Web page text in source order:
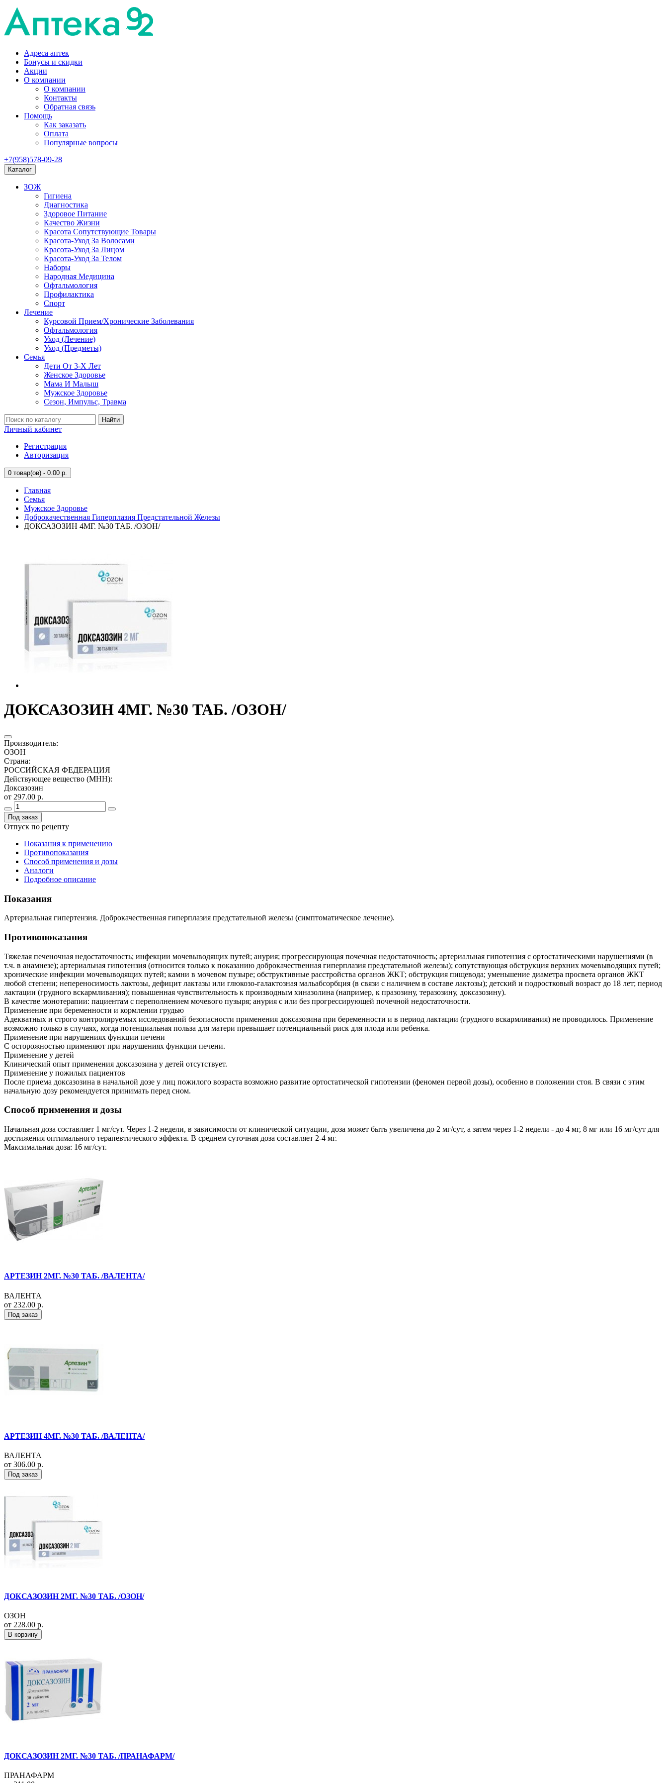
Адреса аптек
Бонусы и скидки
Акции
О компании
О компании
Контакты
Обратная связь
Помощь
Как заказать
Оплата
Популярные вопросы
+7(958)578-09-28
Каталог
ЗОЖ
Гигиена
Диагностика
Здоровое Питание
Качество Жизни
Красота Сопутствующие Товары
Красота-Уход За Волосами
Красота-Уход За Лицом
Красота-Уход За Телом
Наборы
Народная Медицина
Офтальмология
Профилактика
Спорт
Лечение
Курсовой Прием/Хронические Заболевания
Офтальмология
Уход (Лечение)
Уход (Предметы)
Семья
Дети От 3-Х Лет
Женское Здоровье
Мама И Малыш
Мужское Здоровье
Сезон, Импульс, Травма
Найти
Личный кабинет
Регистрация
Авторизация
0 товар(ов) - 0.00 р.
Главная
Семья
Мужское Здоровье
Доброкачественная Гиперплазия Предстательной Железы
ДОКСАЗОЗИН 4МГ. №30 ТАБ. /ОЗОН/
ДОКСАЗОЗИН 4МГ. №30 ТАБ. /ОЗОН/
Производитель:
ОЗОН
Страна:
РОССИЙСКАЯ ФЕДЕРАЦИЯ
Действующее вещество (МНН):
Доксазозин
от 297.00 р.
Под заказ
Отпуск по рецепту
Показания к применению
Противопоказания
Способ применения и дозы
Аналоги
Подробное описание
Показания
Артериальная гипертензия. Доброкачественная гиперплазия предстательной железы (симптоматическое лечение).
Противопоказания
Тяжелая печеночная недостаточность; инфекции мочевыводящих путей; анурия; прогрессирующая почечная недостаточность; артериальная гипотензия с ортостатическими нарушениями (в
т.ч. в анамнезе); артериальная гипотензия (относится только к показанию доброкачественная гиперплазия предстательной железы); сопутствующая обструкция верхних мочевыводящих путей;
хронические инфекции мочевыводящих путей; камни в мочевом пузыре; обструктивные расстройства органов ЖКТ; обструкция пищевода; уменьшение диаметра просвета органов ЖКТ
любой степени; непереносимость лактозы, дефицит лактазы или глюкозо-галактозная мальабсорбция (в связи с наличием в составе лактозы); детский и подростковый возраст до 18 лет; период
лактации (грудного вскармливания); повышенная чувствительность к производным хиназолина (например, к празозину, теразозину, доксазозину).
В качестве монотерапии: пациентам с переполнением мочевого пузыря; анурия с или без прогрессирующей почечной недостаточности.
Применение при беременности и кормлении грудью
Адекватных и строго контролируемых исследований безопасности применения доксазозина при беременности и в период лактации (грудного вскармливания) не проводилось. Применение
возможно только в случаях, когда потенциальная польза для матери превышает потенциальный риск для плода или ребенка.
Применение при нарушениях функции печени
С осторожностью применяют при нарушениях функции печени.
Применение у детей
Клинический опыт применения доксазозина у детей отсутствует.
Применение у пожилых пациентов
После приема доксазозина в начальной дозе у лиц пожилого возраста возможно развитие ортостатической гипотензии (феномен первой дозы), особенно в положении стоя. В связи с этим
начальную дозу рекомендуется принимать перед сном.
Способ применения и дозы
Начальная доза составляет 1 мг/сут. Через 1-2 недели, в зависимости от клинической ситуации, доза может быть увеличена до 2 мг/сут, а затем через 1-2 недели - до 4 мг, 8 мг или 16 мг/сут для
достижения оптимального терапевтического эффекта. В среднем суточная доза составляет 2-4 мг.
Максимальная доза: 16 мг/сут.
АРТЕЗИН 2МГ. №30 ТАБ. /ВАЛЕНТА/
ВАЛЕНТА
от 232.00 р.
Под заказ
АРТЕЗИН 4МГ. №30 ТАБ. /ВАЛЕНТА/
ВАЛЕНТА
от 306.00 р.
Под заказ
ДОКСАЗОЗИН 2МГ. №30 ТАБ. /ОЗОН/
ОЗОН
от 228.00 р.
В корзину
ДОКСАЗОЗИН 2МГ. №30 ТАБ. /ПРАНАФАРМ/
ПРАНАФАРМ